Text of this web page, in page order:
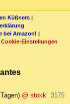
Küßners |
bei Amazon! |
Cookie-Einstellungen
@ stokk' 3175